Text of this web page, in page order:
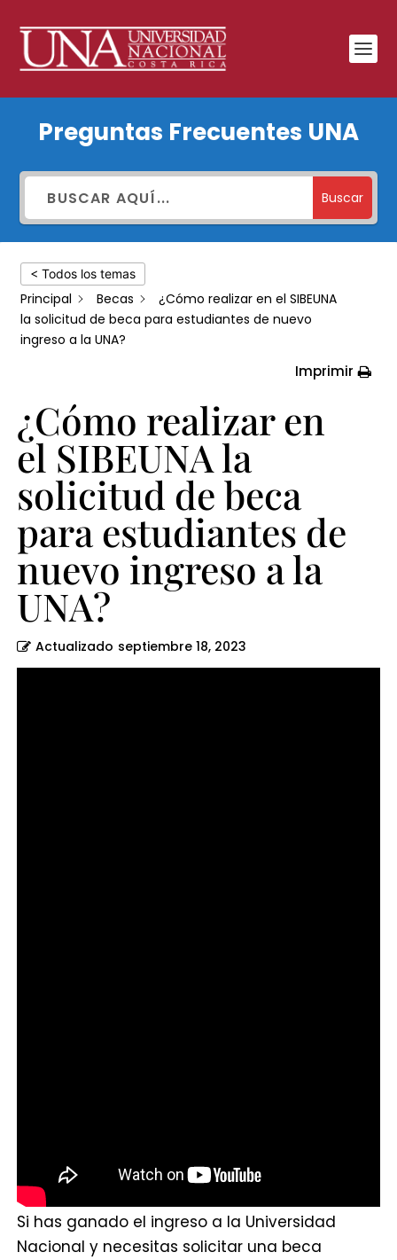
realizar
en
SIBEUNA
solicitud
de
beca
estudiantes
de
nuevo
ingreso
la
UNA?
Preguntas Frecuentes UNA
Buscar
< Todos los temas
Principal Becas
¿Cómo realizar en el SIBEUNA
la solicitud de beca para estudiantes de nuevo
ingreso a la UNA?
Imprimir
¿Cómo realizar en
el SIBEUNA la
solicitud de beca
para estudiantes de
nuevo ingreso a la
UNA?
Actualizado septiembre 18, 2023
Si has ganado el ingreso a la Universidad
Nacional y necesitas solicitar una beca